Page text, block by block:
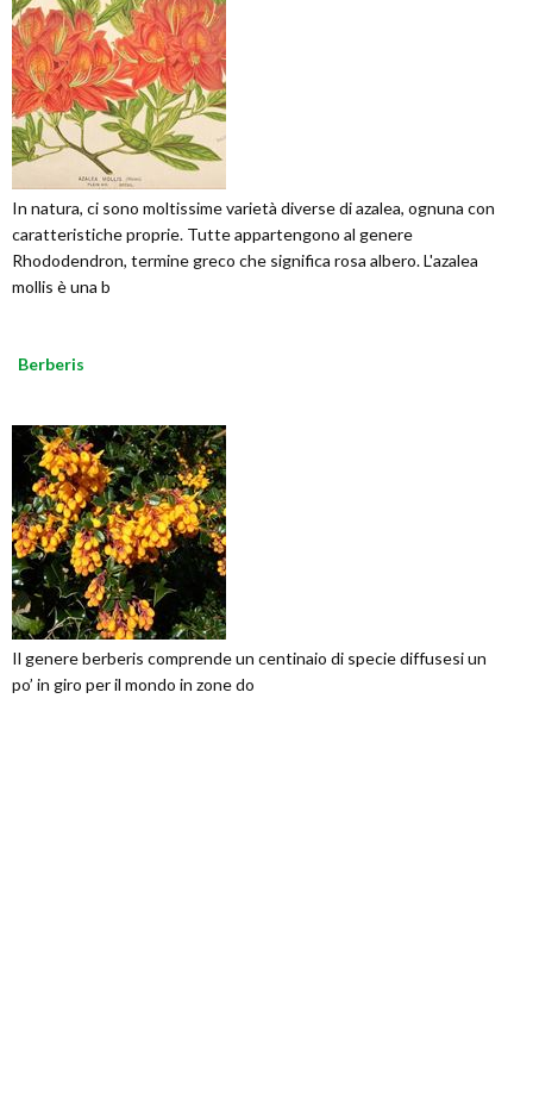
In natura, ci sono moltissime varietà diverse di azalea, ognuna con
caratteristiche proprie. Tutte appartengono al genere
Rhododendron, termine greco che significa rosa albero. L'azalea
mollis è una b
Berberis
Il genere berberis comprende un centinaio di specie diffusesi un
po’ in giro per il mondo in zone do